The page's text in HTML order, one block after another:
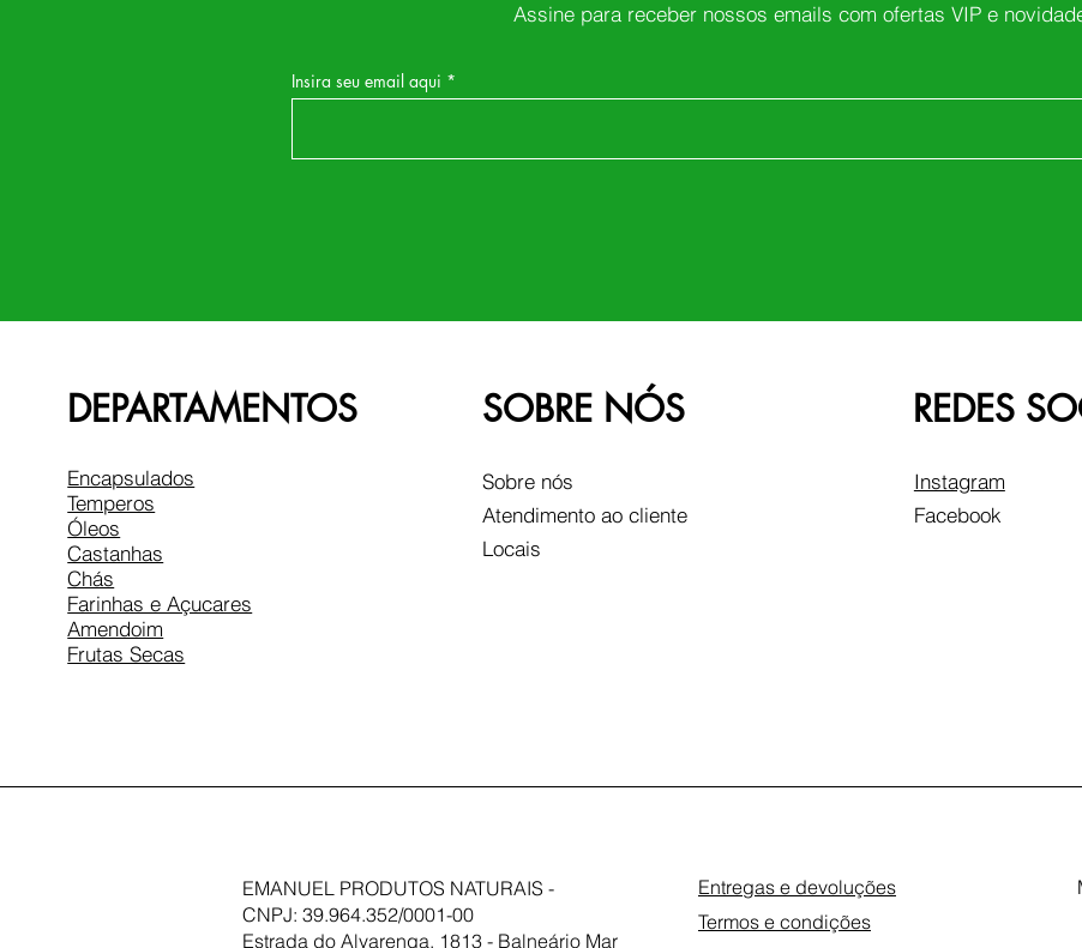
Assine para receber nossos emails com ofertas VIP e
Insira seu email aqui
DEPARTAMENTOS
Encapsulados
Temperos
Óleos
Castanhas
Chás
Farinhas e Açucares
Amendoim
Frutas Secas
SOBRE NÓS
Sobre nós
Atendimento ao cliente
Locais
REDES
Instagram
Facebook
EMANUEL PRODUTOS NATURAIS -
CNPJ: 39.964.352/0001-00
Estrada do Alvarenga, 1813 - Balneário Mar
Entregas e devoluções
Termos e condições